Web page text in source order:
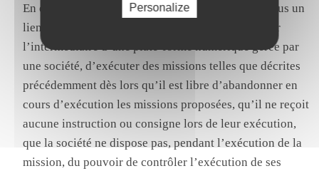
En effet, n’exécute pas une prestation de travail sous un
lien de subordination le particulier qui accepte, par
l’intermédiaire d’une plate-forme numérique gérée par
une société, d’exécuter des missions telles que décrites
précédemment dès lors qu’il est libre d’abandonner en
cours d’exécution les missions proposées, qu’il ne reçoit
aucune instruction ou consigne lors de leur exécution,
que la société ne dispose pas, pendant l’exécution de la
mission, du pouvoir de contrôler l’exécution de ses
Personalize